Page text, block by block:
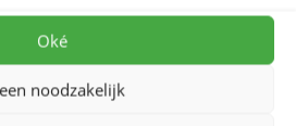
Oké
noodzakelijk